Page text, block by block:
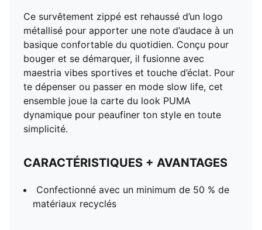
Ce survêtement zippé est rehaussé d’un logo
métallisé pour apporter une note d’audace à un
basique confortable du quotidien. Conçu pour
bouger et se démarquer, il fusionne avec
maestria vibes sportives et touche d’éclat. Pour
te dépenser ou passer en mode slow life, cet
ensemble joue la carte du look PUMA
dynamique pour peaufiner ton style en toute
simplicité.
CARACTÉRISTIQUES + AVANTAGES
Confectionné avec un minimum de 50 % de
matériaux recyclés